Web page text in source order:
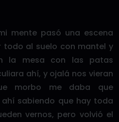
mente pasó una escena
todo al suelo con mantel y
la mesa con las patas
ahí, y ojalá nos vieran
morbo me daba que
sabiendo que hay toda
vernos, pero volvió el